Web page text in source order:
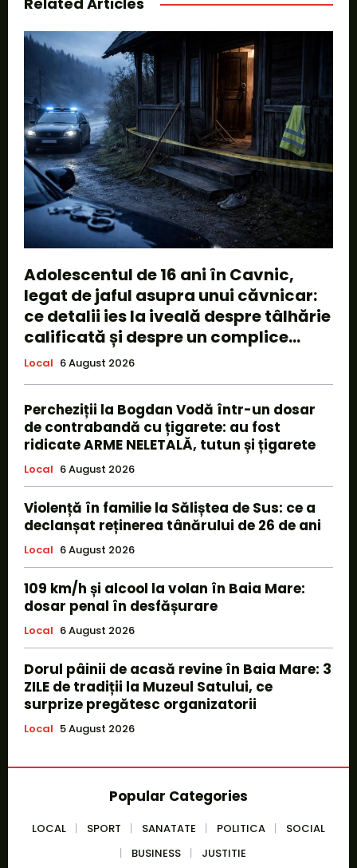
Adolescentul de 16 ani în Cavnic,
legat de jaful asupra unui căvnicar:
ce detalii ies la iveală despre tâlhărie
calificată și despre un complice...
Local 6 August 2026
Percheziții la Bogdan Vodă într-un dosar
de contrabandă cu țigarete: au fost
ridicate ARME NELETALĂ, tutun și țigarete
Local 6 August 2026
Violență în familie la Săliștea de Sus: ce a
declanșat reținerea tânărului de 26 de ani
Local 6 August 2026
109 km/h și alcool la volan în Baia Mare:
dosar penal în desfășurare
Local 6 August 2026
Dorul pâinii de acasă revine în Baia Mare: 3
ZILE de tradiții la Muzeul Satului, ce
surprize pregătesc organizatorii
Local 5 August 2026
Popular Categories
LOCAL SPORT SANATATE POLITICA
SOCIAL
BUSINESS
JUSTITIE